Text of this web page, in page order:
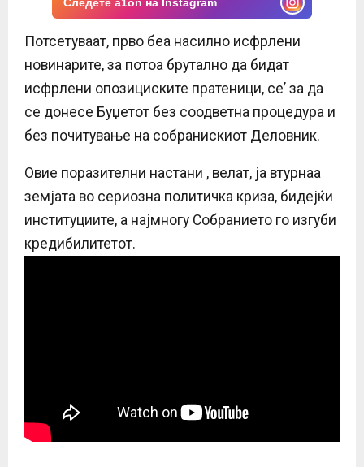
Потсетуваат, прво беа насилно исфрлени
новинарите, за потоа брутално да бидат
исфрлени опозициските пратеници, се’ за да
се донесе Буџетот без соодветна процедура и
без почитување на собранискиот Деловник.
Овие поразителни настани , велат, ја втурнаа
земјата во сериозна политичка криза, бидејќи
институциите, а најмногу Собранието го изгуби
кредибилитетот.